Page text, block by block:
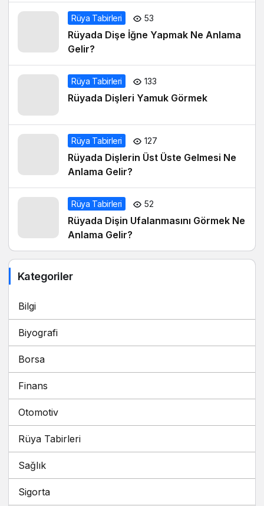
Rüya Tabirleri 53
Rüyada Dişe İğne Yapmak Ne Anlama
Gelir?
Rüya Tabirleri 133
Rüyada Dişleri Yamuk Görmek
Rüya Tabirleri 127
Rüyada Dişlerin Üst Üste Gelmesi Ne
Anlama Gelir?
Rüya Tabirleri 52
Rüyada Dişin Ufalanmasını Görmek Ne
Anlama Gelir?
Kategoriler
Bilgi
Biyografi
Borsa
Finans
Otomotiv
Rüya Tabirleri
Sağlık
Sigorta